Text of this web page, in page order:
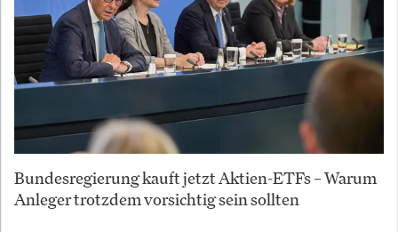
Bundesregierung kauft jetzt Aktien-ETFs – Warum
Anleger trotzdem vorsichtig sein sollten